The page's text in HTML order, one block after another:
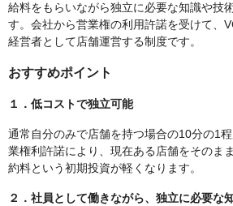
給料をもらいながら独立に必要な知識や技
す。会社から営業権の利用許諾を受けて、
経営者として店舗運営する制度です。
おすすめポイント
１．低コストで独立可能
通常自分のみで店舗を持つ場合の10分の1
業権利許諾により、現在ある店舗をそのま
約料という初期投資が軽くなります。
２．社員として働きながら、独立に必要な